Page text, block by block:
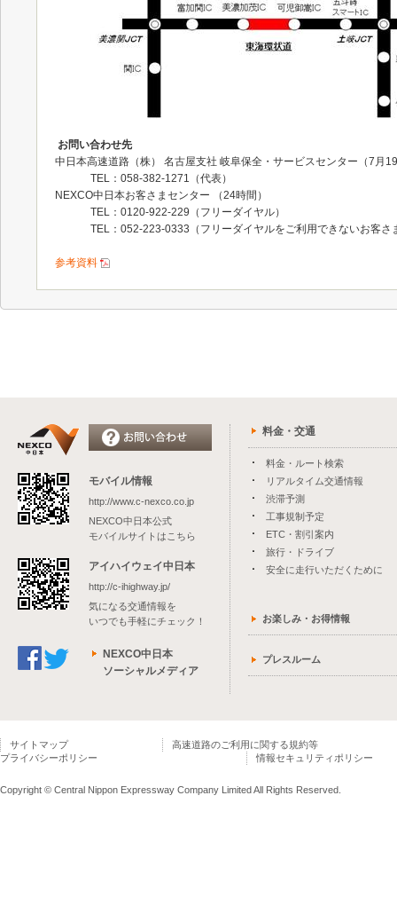
お問い合わせ先
中日本高速道路（株） 名古屋支社 岐阜保全・サービスセンター（7月
TEL：058-382-1271（代表）
NEXCO中日本お客さまセンター （24時間）
TEL：0120-922-229（フリーダイヤル）
TEL：052-223-0333（フリーダイヤルをご利用できないお客さ
参考資料
モバイル情報
http://www.c-nexco.co.jp
NEXCO中日本公式
モバイルサイトはこちら
アイハイウェイ中日本
http://c-ihighway.jp/
気になる交通情報を
いつでも手軽にチェック！
NEXCO中日本
ソーシャルメディア
料金・交通
料金・ルート検索
リアルタイム交通情報
渋滞予測
工事規制予定
ETC・割引案内
旅行・ドライブ
安全に走行いただくために
お楽しみ・お得情報
プレスルーム
サイトマップ
高速道路のご利用に関する規約等
プライバシーポリシー
情報セキュリティポリシー
Copyright © Central Nippon Expressway Company Limited All Rights Reserved.